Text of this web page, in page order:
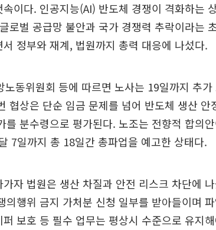
이다. 인공지능(AI) 반도체 경쟁이 격화하는
로벌 공급망 불안과 국가 경쟁력 추락이라는
정부와 재계, 법원까지 총력 대응에 나섰다.
노동위원회 등에 따르면 노사는 19일까지 추
협상은 단순 임금 문제를 넘어 반도체 생산 안
를 분수령으로 평가된다. 노조는 전향적 합의
7일까지 총 18일간 총파업을 예고한 상태다.
자 법원은 생산 차질과 안전 리스크 차단에
의행위 금지 가처분 신청 일부를 받아들이며 파
보호 등 필수 업무는 평상시 수준으로 유지